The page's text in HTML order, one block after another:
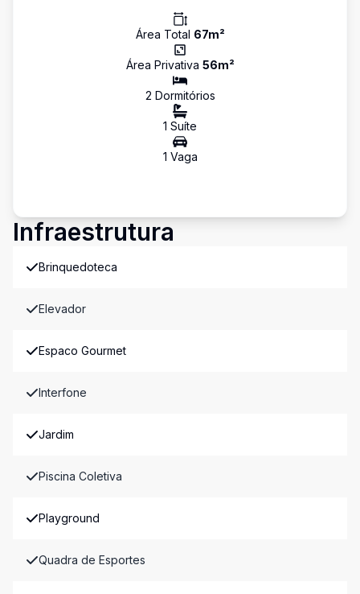
Área Total 67m²
Área Privativa 56m²
2 Dormitórios
1 Suíte
1 Vaga
Infraestrutura
Brinquedoteca
Elevador
Espaco Gourmet
Interfone
Jardim
Piscina Coletiva
Playground
Quadra de Esportes